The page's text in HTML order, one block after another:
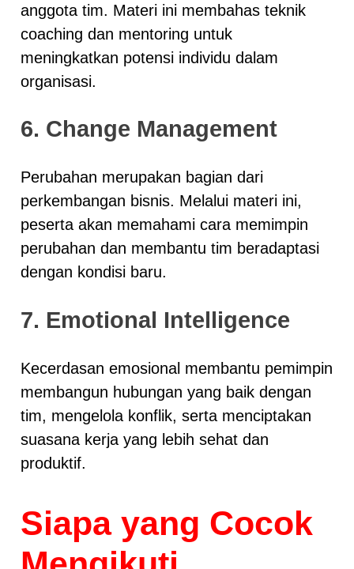
anggota tim. Materi ini membahas teknik
coaching dan mentoring untuk
meningkatkan potensi individu dalam
organisasi.
6. Change Management
Perubahan merupakan bagian dari
perkembangan bisnis. Melalui materi ini,
peserta akan memahami cara memimpin
perubahan dan membantu tim beradaptasi
dengan kondisi baru.
7. Emotional Intelligence
Kecerdasan emosional membantu pemimpin
membangun hubungan yang baik dengan
tim, mengelola konflik, serta menciptakan
suasana kerja yang lebih sehat dan
produktif.
Siapa yang Cocok